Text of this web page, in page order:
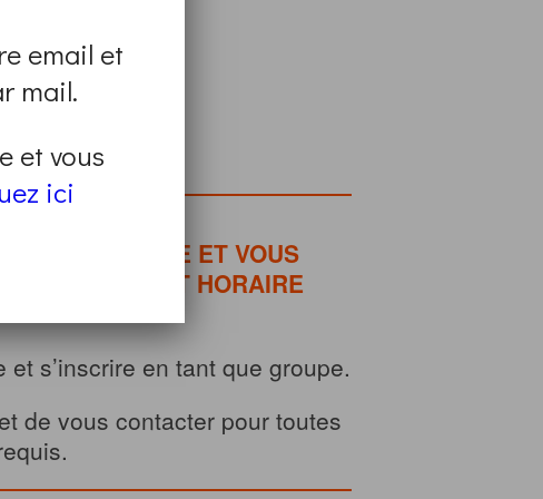
page.
DÉFINITIVE ET VOUS
À LA DATE ET HORAIRE
s’inscrire en tant que groupe.
de vous contacter pour toutes
email et
mail.
et vous
ici